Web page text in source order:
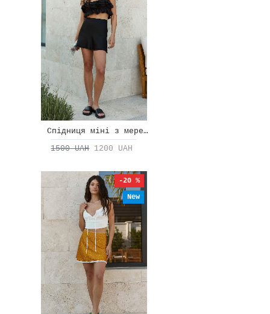
Спідниця міні з мереживом
1500 UAH 1200 UAH
New
-20 %